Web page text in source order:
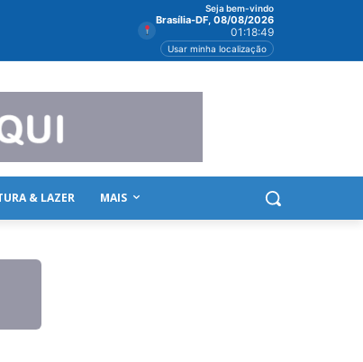
Seja bem-vindo
Brasília-DF, 08/08/2026
01:18:51
Usar minha localização
& LAZER MAIS